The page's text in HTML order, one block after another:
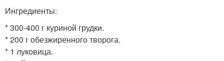
Ингредиенты:
* 300-400 г куриной грудки.
* 200 г обезжиренного творога.
* 1 луковица.